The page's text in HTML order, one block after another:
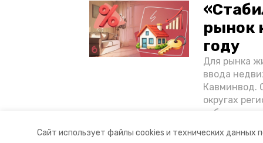
Сайт использует файлы cookies и технических данных
рынок
году
Для рынка
ввода
Кавминвод.
округах
Участники конкурса
Гекконы за 10 тыс. рублей и
Обмелевший Каспий притянул
предгорье